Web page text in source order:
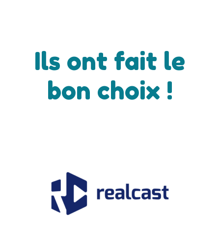
Ils ont fait le
bon choix !